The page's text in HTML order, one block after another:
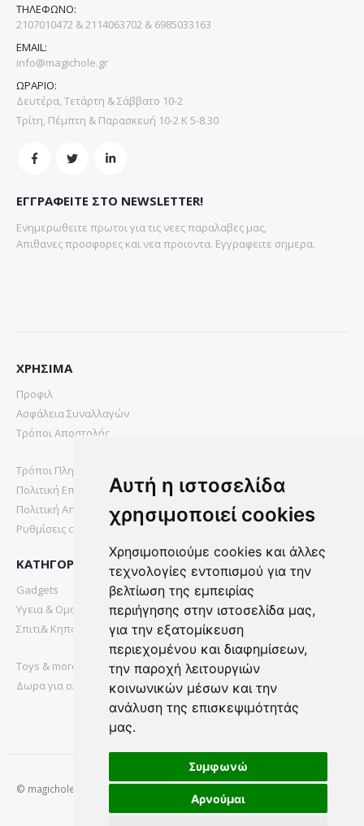
Αυτή η ιστοσελίδα
χρησιμοποιεί cookies
Χρησιμοποιούμε cookies και άλλες
τεχνολογίες εντοπισμού για την
βελτίωση της εμπειρίας
περιήγησης στην ιστοσελίδα μας,
για την εξατομίκευση
περιεχομένου και διαφημίσεων,
την παροχή λειτουργιών
κοινωνικών μέσων και την
ανάλυση της επισκεψιμότητάς
μας.
Συμφωνώ
Αρνούμαι
ΤΗΛΕΦΩΝΟ:
2107010472 & 2114063702 & 6985033163
EMAIL:
info@magichole.gr
ΩΡΑΡΙΟ:
Δευτέρα, Τετάρτη & Σάββατο 10-2
Τρίτη, Πέμπτη & Παρασκευή 10-2 Κ 5-8.30
ΕΓΓΡΑΦΕΙΤΕ ΣΤΟ NEWSLETTER!
Ενημερωθειτε πρωτοι για τις νεες παραλαβες μας,
Απιθανες προσφορες και νεα προιοντα. Εγγραφειτε σημερα.
ΧΡΗΣΙΜΑ
Προφιλ
Ασφάλεια Συναλλαγών
Τρόποι Αποστολής
Τρόποι Πληρωμής
Πολιτική Επιστροφών
Πολιτική Απορρήτου
Ρυθμίσεις cookies
ΚΑΤΗΓΟΡΙΕΣ
Gadgets
Υγεια & Ομορφια
Σπιτι& Κηπος
Toys & more
Δωρα για ολους
© magichole.gr 2022. All Rights Reserved.